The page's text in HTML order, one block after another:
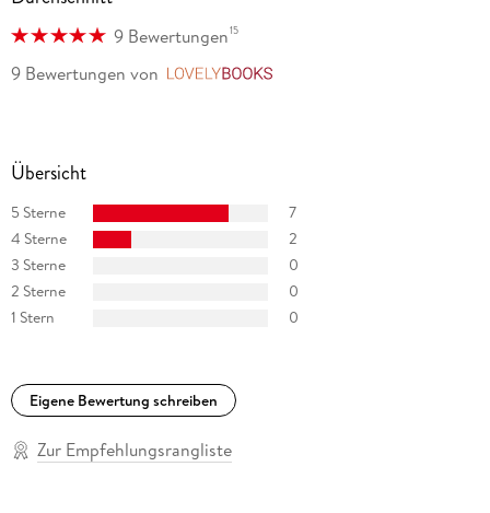
Tacoma, Washington.
9 Bewertungen15
9 Bewertungen von
Übersicht
5 Sterne
7
4 Sterne
2
3 Sterne
0
2 Sterne
0
1 Stern
0
Eigene Bewertung schreiben
Zur Empfehlungsrangliste